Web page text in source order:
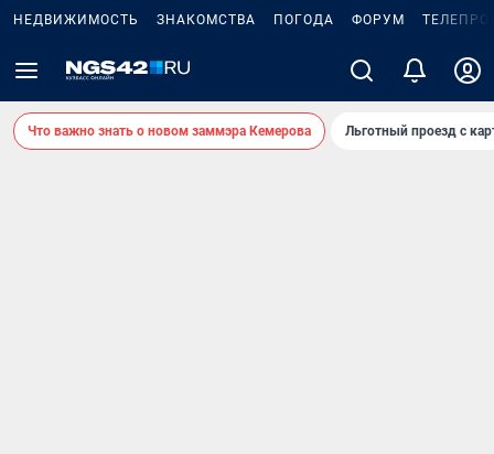
НЕДВИЖИМОСТЬ ЗНАКОМСТВА ПОГОДА ФОРУМ
Что важно знать о новом заммэра Кемерова Льготный проезд с